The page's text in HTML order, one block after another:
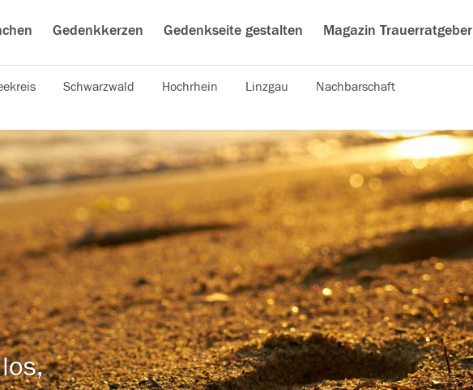
Gedenkkerzen Gedenkseite gestalten Magazin Trauerratgeber
Schwarzwald Hochrhein Linzgau Nachbarschaft